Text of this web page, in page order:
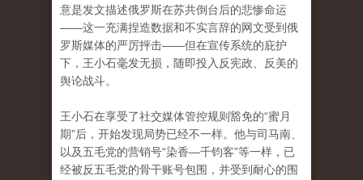
意是发文描述俄罗斯在苏共倒台后的悲惨命运
——这一充满捏造数据和不实言辞的网文受到俄
罗斯媒体的严厉抨击——但在宣传系统的庇护
下，王小石毫发无损，随即投入反宪政、反美的
舆论战斗。
王小石在享受了社交媒体管控规则豁免的“蜜月
期”后，开始发现局势已经不一样。他与司马南、
以及五毛党的营销号“染香—千钧客”等一样，已
经被反五毛党的骨干账号包围，并受到耐心的围